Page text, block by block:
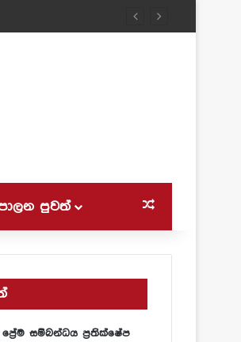
පුවත් Random Article
ප්‍රේම සම්බන්ධය ප්‍රතික්ෂේප